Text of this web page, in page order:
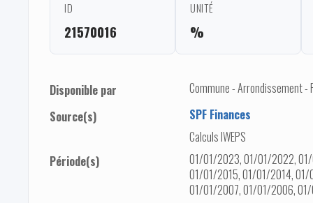
ID
21570016
UNITÉ
%
Disponible par
Commune - Arrondissement -
Source(s)
SPF Finances
Calculs IWEPS
Période(s)
01/01/2023, 01/01/2022,
01/01/2015, 01/01/2014,
01/01/2007, 01/01/2006,